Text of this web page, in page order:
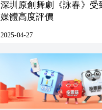
深圳原創舞劇《詠春》受
媒體高度評價
2025-04-27